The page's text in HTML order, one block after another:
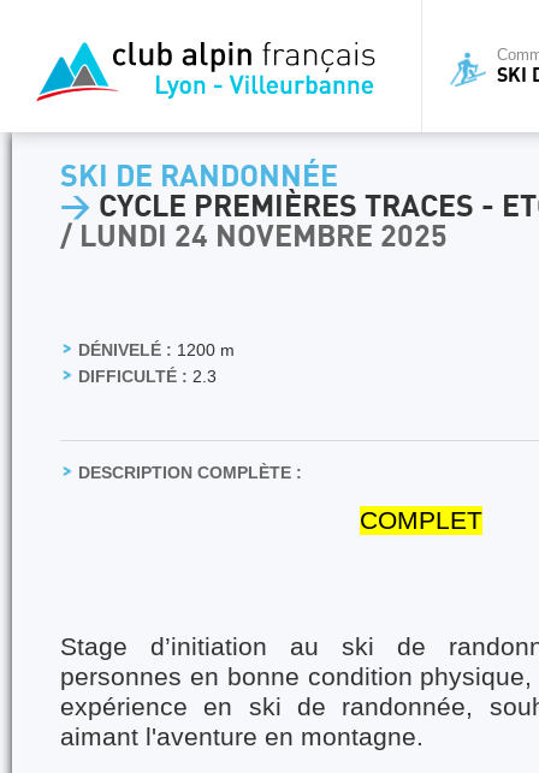
SKI
SKI DE RANDONNÉE
> CYCLE PREMIÈRES TRACES -
/ LUNDI 24 NOVEMBRE 2025
DÉNIVELÉ : 1200 m
DIFFICULTÉ : 2.3
DESCRIPTION COMPLÈTE :
COMPLET
Stage d’initiation au ski de
personnes en bonne condition
expérience en ski de randonnée,
aimant l'aventure en montagne.